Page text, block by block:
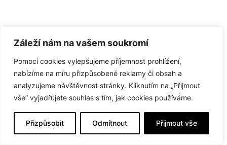
Záleží nám na vašem soukromí
Pomocí cookies vylepšujeme příjemnost prohlížení,
nabízíme na míru přizpůsobené reklamy či obsah a
analyzujeme návštěvnost stránky. Kliknutím na „Přijmout
vše“ vyjadřujete souhlas s tím, jak cookies používáme.
Přizpůsobit Odmítnout Přijmout vše